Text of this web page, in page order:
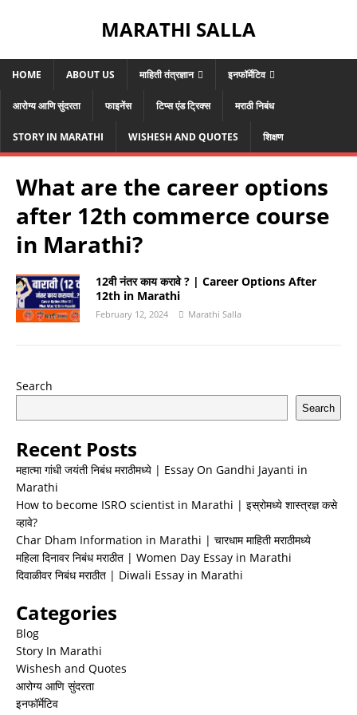
MARATHI SALLA
HOME ABOUT US माहिती तंत्रज्ञान इनफॉर्मेटिव
आरोग्य आणि सुंदरता फाइनेंस टिप्स एंड ट्रिक्स मराठी निबंध
STORY IN MARATHI WISHESH AND QUOTES शिक्षण
What are the career options
after 12th commerce course
in Marathi?
12वी नंतर काय करावे ? | Career Options After
12th in Marathi
February 12, 2024 Marathi Salla
Search
Search
Recent Posts
महात्मा गांधी जयंती निबंध मराठीमध्ये | Essay On Gandhi Jayanti in
Marathi
How to become ISRO scientist in Marathi | इस्रोमध्ये शास्त्रज्ञ कसे
व्हावे?
Char Dham Information in Marathi | चारधाम माहिती मराठीमध्ये
महिला दिनावर निबंध मराठीत | Women Day Essay in Marathi
दिवाळीवर निबंध मराठीत | Diwali Essay in Marathi
Categories
Blog
Story In Marathi
Wishesh and Quotes
आरोग्य आणि सुंदरता
इनफॉर्मेटिव